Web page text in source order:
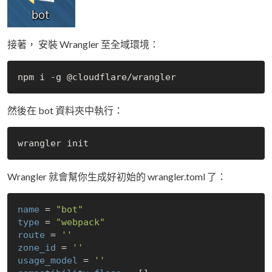
接著， 安裝 Wrangler 至全域環境：
npm i -g @cloudflare/wrangler
然後在 bot 資料夾中執行：
Wrangler 就會幫你生成好初始的 wrangler.toml 了：
name =
"bot"
type =
"webpack"
route =
''
zone_id =
''
usage_model =
''